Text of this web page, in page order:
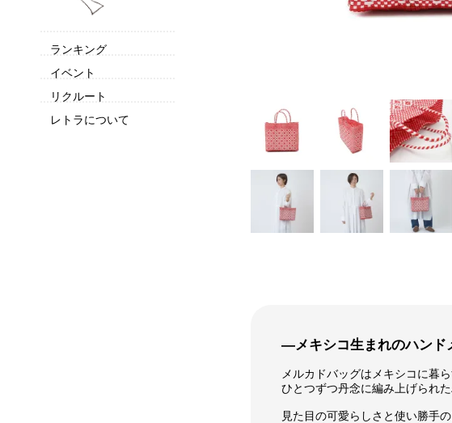
ランキング
イベント
リクルート
レトラについて
―メキシコ生まれのハン
メルカドバッグはメキシコに暮
ひとつずつ丹念に編み上げられ
見た目の可愛らしさと使い勝手